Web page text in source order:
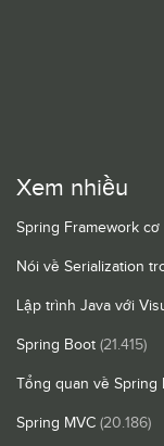
Xem nhiều
Spring Framework cơ
Nói về Serialization
Lập trình Java với
Spring Boot (21.415)
Tổng quan về Spring
Spring MVC (20.186)